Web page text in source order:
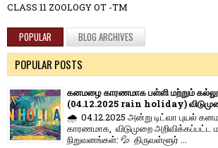
CLASS 11 ZOOLOGY OT -TM
POPULAR BLOG ARCHIVES
POPULAR POSTS
கனமழை காரணமாக பள்ளி மற்றும்
(04.12.2025 rain holiday)
🌧️ 04.12.2025 அன்று டிட்வா புயல்
காரணமாக, விடுமுறை அறிவிக்கப்பட்ட
நிறுவனங்கள்: 💦 திருவள்ளூர் ...